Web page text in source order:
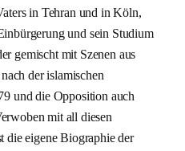
in Tehran und in Köln,
und sein Studium
gemischt mit Szenen aus
der islamischen
und die Opposition auch
mit all diesen
die eigene Biographie der